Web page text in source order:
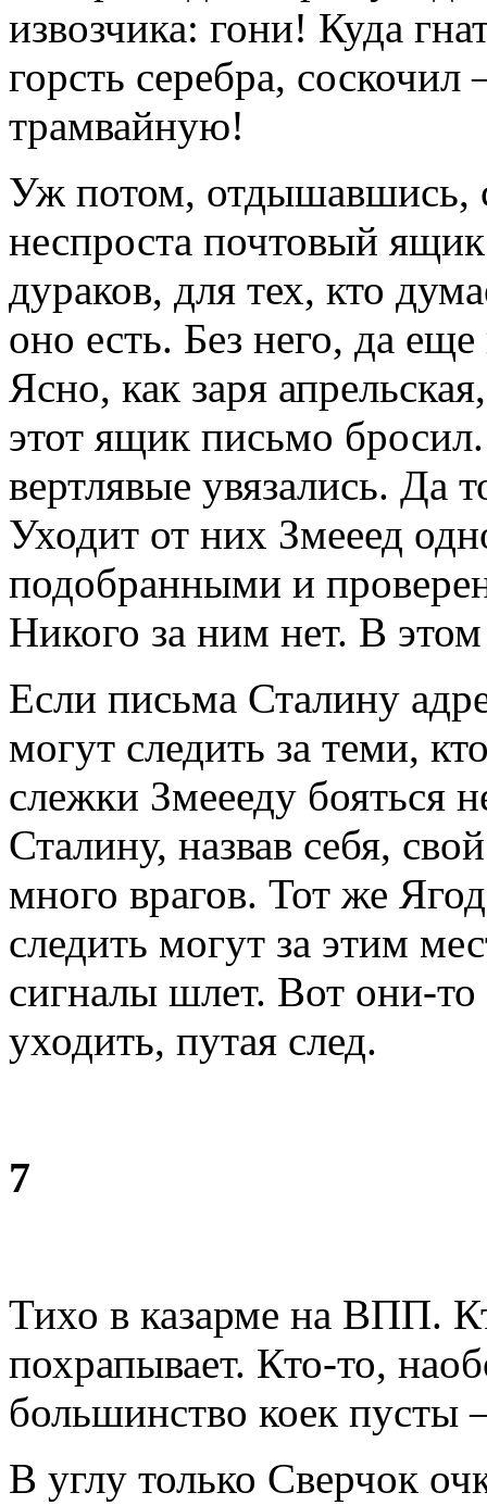
извозчика: гони! Куда
горсть серебра,
трамвайную!
Уж потом, отдышавшись,
неспроста почтовый
дураков, для тех, кто
оно есть. Без него, да
Ясно, как заря
этот ящик письмо
вертлявые увязались. Да
Уходит от них Змееед
подобранными и
Никого за ним нет. В
Если письма Сталину
могут следить за теми,
слежки Змеееду бояться
Сталину, назвав себя,
много врагов. Тот же
следить могут за этим
сигналы шлет. Вот они-
уходить, путая след.
7
Тихо в казарме на ВПП.
похрапывает. Кто-то,
большинство коек пусты
В углу только Сверчок